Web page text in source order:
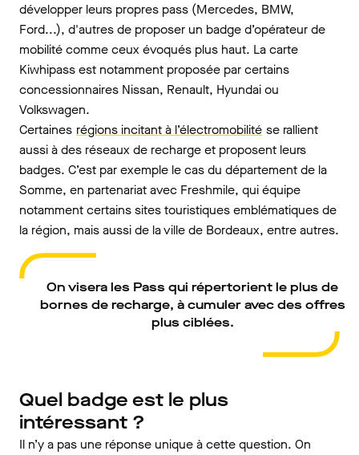
développer leurs propres pass (Mercedes, BMW,
Ford...), d'autres de proposer un badge d’opérateur de
mobilité comme ceux évoqués plus haut. La carte
Kiwhipass est notamment proposée par certains
concessionnaires Nissan, Renault, Hyundai ou
Volkswagen.
Certaines régions incitant à l’électromobilité se rallient
aussi à des réseaux de recharge et proposent leurs
badges. C’est par exemple le cas du département de la
Somme, en partenariat avec Freshmile, qui équipe
notamment certains sites touristiques emblématiques de
la région, mais aussi de la ville de Bordeaux, entre autres.
On visera les Pass qui répertorient le plus de
bornes de recharge, à cumuler avec des offres
plus ciblées.
Quel badge est le plus
intéressant ?
Il n’y a pas une réponse unique à cette question. On